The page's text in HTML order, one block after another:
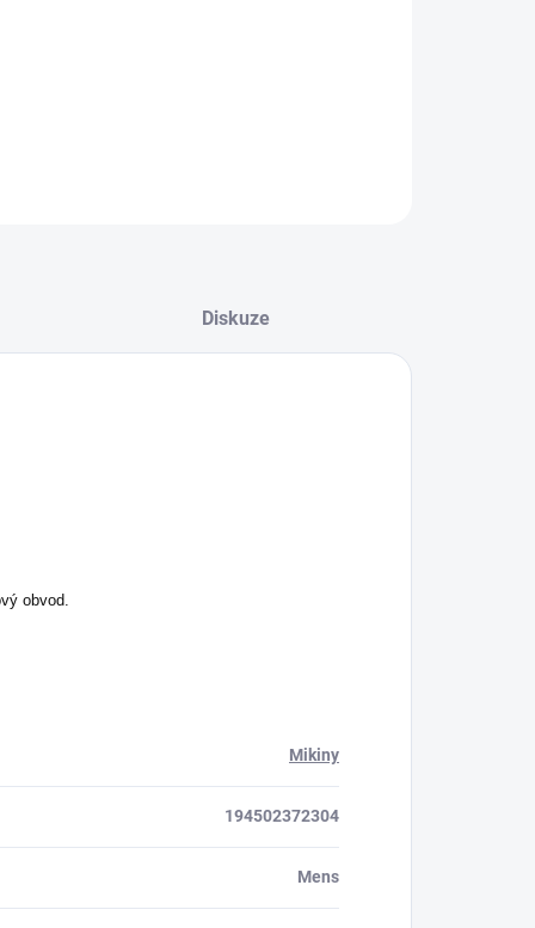
Diskuze
obvod.
Mikiny
194502372304
Mens